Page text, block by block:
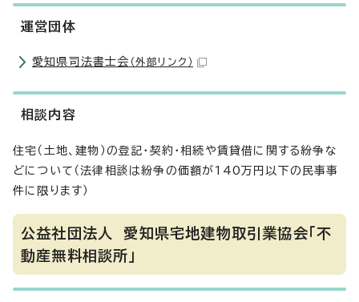
運営団体
愛知県司法書士会 （外部リンク）
相談内容
住宅（土地、建物）の登記・契約・相続や賃貸借に関する紛争な
どについて（法律相談は紛争の価額が140万円以下の民事事
件に限ります）
公益社団法人 愛知県宅地建物取引業協会「不
動産無料相談所」